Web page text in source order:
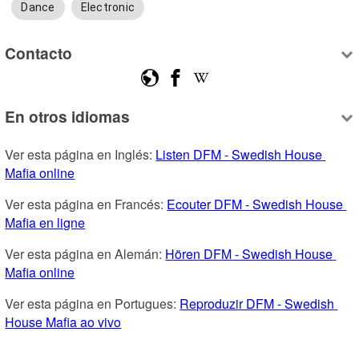
Dance Electronic
Contacto
En otros idiomas
Ver esta página en Inglés: Listen DFM - Swedish House
Mafia online
Ver esta página en Francés: Ecouter DFM - Swedish House
Mafia en ligne
Ver esta página en Alemán: Hören DFM - Swedish House
Mafia online
Ver esta página en Portugues: Reproduzir DFM - Swedish
House Mafia ao vivo